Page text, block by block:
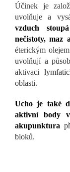
Účinek je
uvolňuje a
vzduch
nečistoty, maz
éterickým
uvolňují a
aktivaci
oblasti.
Ucho je také
aktivní body
akupunktura
bloků.